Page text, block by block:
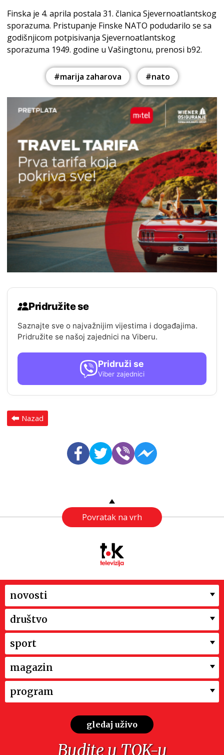
Finska je 4. aprila postala 31. članica Sjevernoatlantskog
sporazuma. Pristupanje Finske NATO podudarilo se sa
godišnjicom potpisivanja Sjevernoatlantskog
sporazuma 1949. godine u Vašingtonu, prenosi b92.
#marija zaharova #nato
Pridružite se
Saznajte sve o najvažnijim vijestima i događajima.
Pridružite se našoj zajednici na Viberu.
Pridruži se
Viber zajednici
Nazad
Povratak na vrh
novosti
društvo
sport
magazin
program
gledaj uživo
Budite u TOK-u